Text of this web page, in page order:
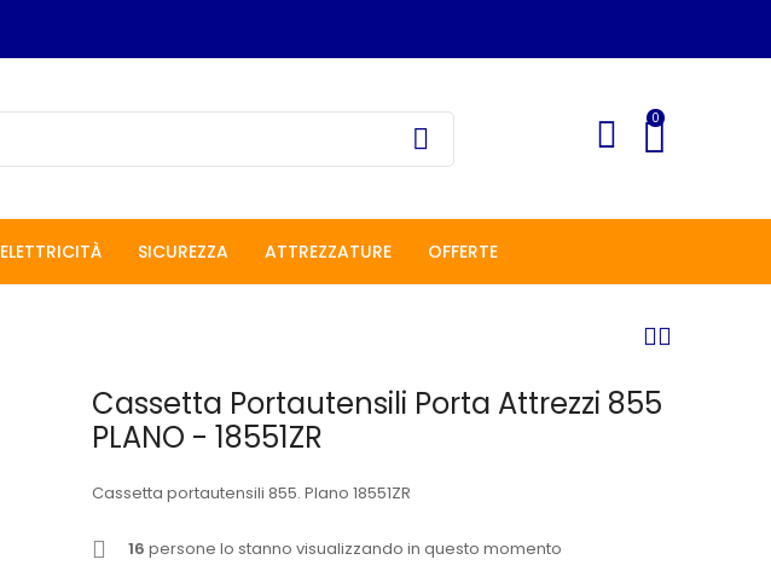
0
ELETTRICITÀ SICUREZZA ATTREZZATURE OFFERTE
Cassetta Portautensili Porta Attrezzi 855
PLANO - 18551ZR
Cassetta portautensili 855. Plano 18551ZR
16 persone lo stanno visualizzando in questo momento